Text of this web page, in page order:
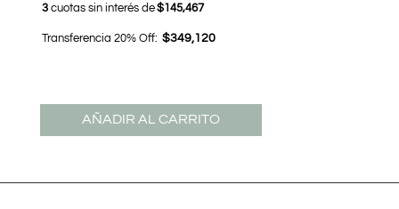
3cuotas sin interés de$145,467
Transferencia 20% Off: $349,120
AÑADIR AL CARRITO